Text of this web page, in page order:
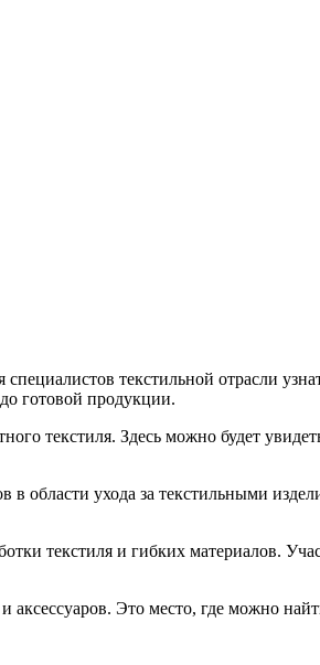
текстильной отрасли
готовой продукции.
текстиля. Здесь можно будет
в области ухода за текстильными
текстиля и гибких материалов.
Это место, где можно